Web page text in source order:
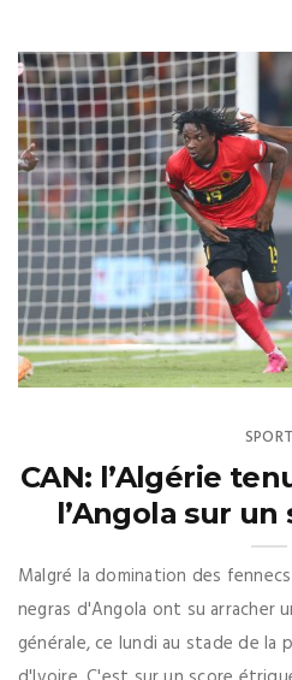
SPORT
CAN: l’Algérie
l’Angola sur un
Malgré la domination des
negras d'Angola ont su arracher
générale, ce lundi au stade de la